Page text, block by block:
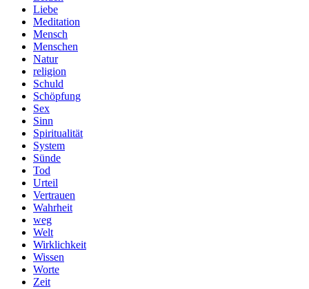
Liebe
Meditation
Mensch
Menschen
Natur
religion
Schuld
Schöpfung
Sex
Sinn
Spiritualität
System
Sünde
Tod
Urteil
Vertrauen
Wahrheit
weg
Welt
Wirklichkeit
Wissen
Worte
Zeit